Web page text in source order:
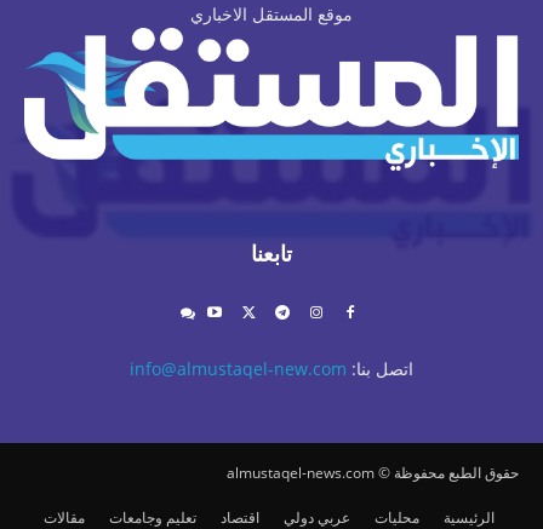
موقع المستقل الاخباري
تابعنا
اتصل بنا: info@almustaqel-new.com
حقوق الطبع محفوظة © almustaqel-news.com
الرئيسية محليات عربي دولي اقتصاد تعليم وجامعات مقالات